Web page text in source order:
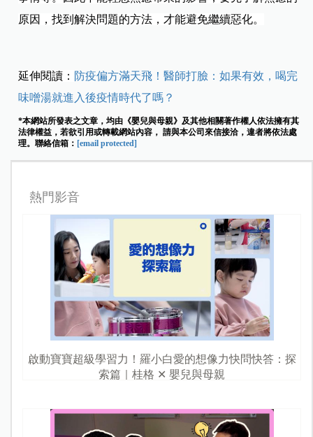
原因，找到解決問題的方法，才能避免繼續惡化。
延伸閱讀： 防疫偏方滿天飛！醫師打臉：如果有效，喝完
味噌湯就進入後疫情時代了嗎？
*本網站所發表之文章，均由《嬰兒與母親》及其他相關著作權人依法擁有其
法律權益，若欲引用或轉載網站內容， 請與本公司來信接洽，違者將依法處
理。聯絡信箱： [email protected]
熱門影音
啟動寶寶超級學習力！羅小白愛的想像力快問快答：探
索篇｜桂格 ✕ 嬰兒與母親